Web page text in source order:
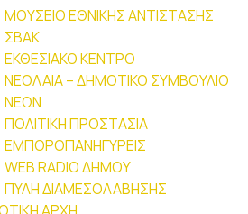
ΜΟΥΣΕΙΟ ΕΘΝΙΚΗΣ ΑΝΤΙΣΤΑΣΗΣ
ΣΒΑΚ
ΕΚΘΕΣΙΑΚΟ ΚΕΝΤΡΟ
ΝΕΟΛΑΙA – ΔΗΜΟΤΙΚΟ ΣΥΜΒΟΥΛΙΟ
ΝΕΩΝ
ΠΟΛΙΤΙΚΗ ΠΡΟΣΤΑΣΙΑ
ΕΜΠΟΡΟΠΑΝΗΓΥΡΕΙΣ
WEB RADIO ΔΗΜΟΥ
ΠΥΛΗ ΔΙΑΜΕΣΟΛΑΒΗΣΗΣ